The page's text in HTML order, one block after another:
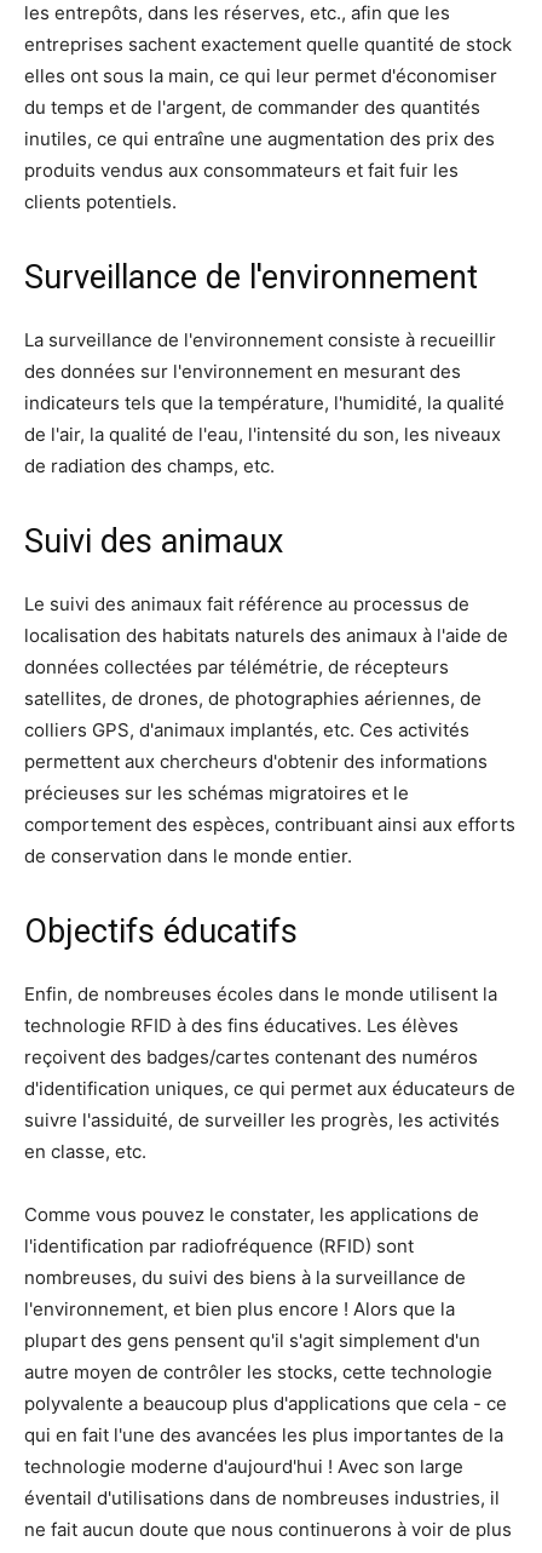
les entrepôts, dans les réserves, etc., afin que les
entreprises sachent exactement quelle quantité de stock
elles ont sous la main, ce qui leur permet d'économiser
du temps et de l'argent, de commander des quantités
inutiles, ce qui entraîne une augmentation des prix des
produits vendus aux consommateurs et fait fuir les
clients potentiels.
Surveillance de l'environnement
La surveillance de l'environnement consiste à recueillir
des données sur l'environnement en mesurant des
indicateurs tels que la température, l'humidité, la qualité
de l'air, la qualité de l'eau, l'intensité du son, les niveaux
de radiation des champs, etc.
Suivi des animaux
Le suivi des animaux fait référence au processus de
localisation des habitats naturels des animaux à l'aide de
données collectées par télémétrie, de récepteurs
satellites, de drones, de photographies aériennes, de
colliers GPS, d'animaux implantés, etc. Ces activités
permettent aux chercheurs d'obtenir des informations
précieuses sur les schémas migratoires et le
comportement des espèces, contribuant ainsi aux efforts
de conservation dans le monde entier.
Objectifs éducatifs
Enfin, de nombreuses écoles dans le monde utilisent la
technologie RFID à des fins éducatives. Les élèves
reçoivent des badges/cartes contenant des numéros
d'identification uniques, ce qui permet aux éducateurs de
suivre l'assiduité, de surveiller les progrès, les activités
en classe, etc.
Comme vous pouvez le constater, les applications de
l'identification par radiofréquence (RFID) sont
nombreuses, du suivi des biens à la surveillance de
l'environnement, et bien plus encore ! Alors que la
plupart des gens pensent qu'il s'agit simplement d'un
autre moyen de contrôler les stocks, cette technologie
polyvalente a beaucoup plus d'applications que cela - ce
qui en fait l'une des avancées les plus importantes de la
technologie moderne d'aujourd'hui ! Avec son large
éventail d'utilisations dans de nombreuses industries, il
ne fait aucun doute que nous continuerons à voir de plus